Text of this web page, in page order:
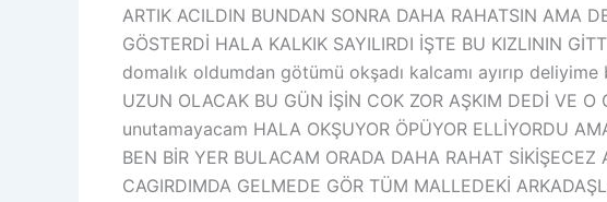
ARTIK ACILDIN BUNDAN SONRA DAHA RAHATSIN AMA
GÖSTERDİ HALA KALKIK SAYILIRDI İŞTE BU KIZLININ
domalık oldumdan götümü okşadı kalcamı ayırıp deliyime
UZUN OLACAK BU GÜN İŞİN COK ZOR AŞKIM DEDİ VE
unutamayacam HALA OKŞUYOR ÖPÜYOR ELLİYORDU
BEN BİR YER BULACAM ORADA DAHA RAHAT
CAGIRDIMDA GELMEDE GÖR TÜM MALLEDEKİ